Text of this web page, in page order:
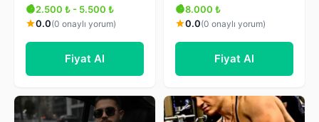
2.500 ₺ - 5.500 ₺
0.0(0 onaylı yorum)
Fiyat Al
8.000 ₺
0.0(0 onaylı yorum)
Fiyat Al